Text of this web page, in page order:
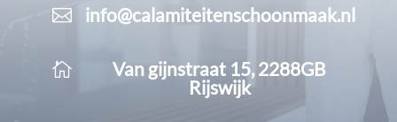
 info@calamiteitenschoonmaak.nl

Van gijnstraat 15, 2288GB
Rijswijk